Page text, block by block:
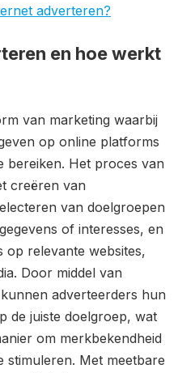
adverteren?
en hoe werkt
van marketing waarbij
op online platforms
bereiken. Het proces van
creëren van
van doelgroepen
of interesses, en
op relevante websites,
Door middel van
adverteerders hun
de juiste doelgroep, wat
om merkbekendheid
Met meetbare